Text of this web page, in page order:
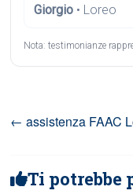
Giorgio • Loreo
Nota: testimonianze
← assistenza FAAC
Ti potrebbe